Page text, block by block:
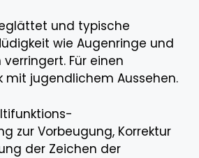
und typische
wie Augenringe und
Für einen
mit jugendlichem Aussehen.
zur Vorbeugung, Korrektur
der Zeichen der